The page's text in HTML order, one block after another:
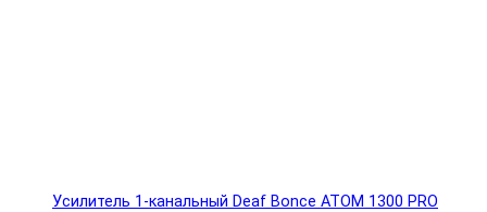
Усилитель 1-канальный Deaf Bonce ATOM 1300 PRO